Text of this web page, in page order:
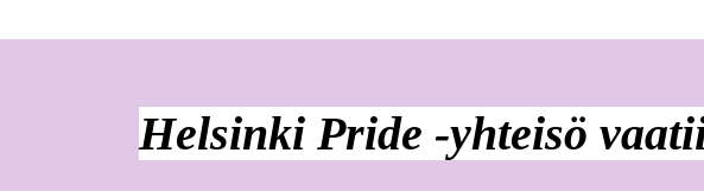
Helsinki Pride -yhteisö